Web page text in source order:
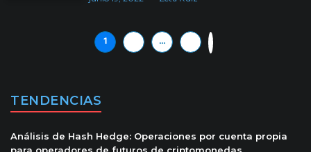
1 … »
TENDENCIAS
Análisis de Hash Hedge: Operaciones por cuenta propia